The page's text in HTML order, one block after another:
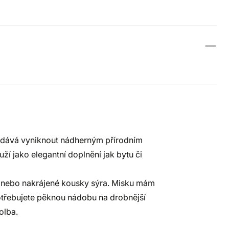
vyniknout nádherným přírodním
jako elegantní doplnění jak bytu či
nakrájené kousky sýra. Misku mám
pěknou nádobu na drobnější